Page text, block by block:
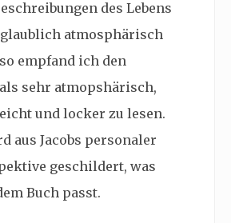
des Lebens
atmosphärisch
empfand ich den
sehr atmopshärisch,
und locker zu lesen.
aus Jacobs personaler
geschildert, was
Buch passt.